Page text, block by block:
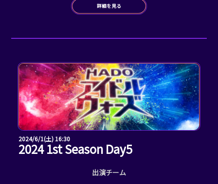
詳細を見る
2024/6/1(土) 16:30
2024 1st Season Day5
出演チーム